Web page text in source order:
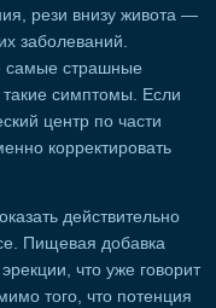
рези внизу живота —
заболеваний.
самые страшные
симптомы. Если
центр по части
корректировать
действительно
Пищевая добавка
что уже говорит
того, что потенция